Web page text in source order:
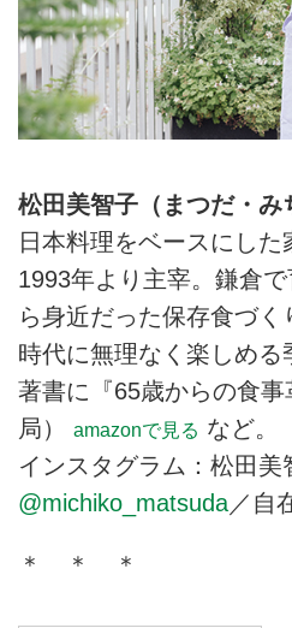
松田美智子（まつだ・み
日本料理をベースにした
1993年より主宰。鎌倉
ら身近だった保存食づ
時代に無理なく楽しめる
著書に『65歳からの食
局）
amazonで見る など。
インスタグラム：松田美
@michiko_matsuda／自
＊ ＊ ＊